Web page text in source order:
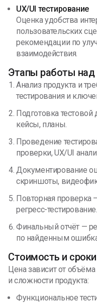
UX/UI тестирование
Оценка удобства
пользовательских
рекомендации по
взаимодействия.
Этапы работы над
Анализ продукта и
тестирования и
Подготовка
кейсы, планы.
Проведение
проверки, UX/UI
Документирование
скриншоты,
Повторная проверка
регресс-тестирование.
Финальный отчёт —
по найденным
Стоимость и сроки
Цена зависит от
и сложности продукта:
Функциональное